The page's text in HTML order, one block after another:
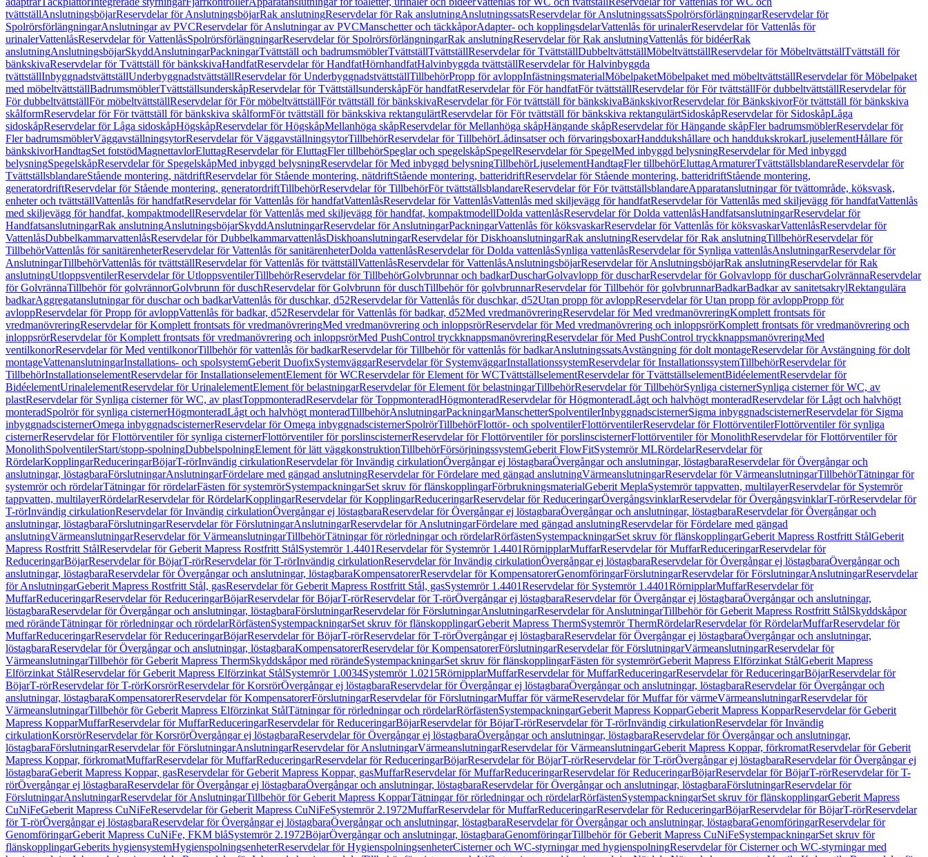
tvättställAnslutningsböjarReservdelar för AnslutningsböjarRak anslutningReservdelar för Rak anslutningAnslutningssatsReservdelar för AnslutningssatsSpolrörsförlängningarReservdelar för
SpolrörsförlängningarAnslutningar av PVCReservdelar för Anslutningar av PVCManschetter och täckkåporAdapter- och kopplingsdelarVattenlås för urinalerReservdelar för Vattenlås för
urinalerVattenlåsReservdelar för VattenlåsSpolrörsförlängningarReservdelar för SpolrörsförlängningarRak anslutningReservdelar för Rak anslutningVattenlås för bidéerRak
anslutningAnslutningsböjarSkyddAnslutningarPackningarTvättställ och badrumsmöblerTvättställTvättställReservdelar för TvättställDubbeltvättställMöbeltvättställReservdelar för MöbeltvättställTvättställ för
bänkskivaReservdelar för Tvättställ för bänkskivaHandfatReservdelar för HandfatHörnhandfatHalvinbyggda tvättställReservdelar för Halvinbyggda
tvättställInbyggnadstvättställUnderbyggnadstvättställReservdelar för UnderbyggnadstvättställTillbehörPropp för avloppInfästningsmaterialMöbelpaketMöbelpaket med möbeltvättställReservdelar för Möbelpaket
med möbeltvättställBadrumsmöblerTvättställsunderskåpReservdelar för TvättställsunderskåpFör handfatReservdelar för För handfatFör tvättställReservdelar för För tvättställFör dubbeltvättställReservdelar för
För dubbeltvättställFör möbeltvättställReservdelar för För möbeltvättställFör tvättställ för bänkskivaReservdelar för För tvättställ för bänkskivaBänkskivorReservdelar för BänkskivorFör tvättställ för bänkskiva
skålformReservdelar för För tvättställ för bänkskiva skålformFör tvättställ för bänkskiva rektangulärtReservdelar för För tvättställ för bänkskiva rektangulärtSidoskåpReservdelar för SidoskåpLåga
sidoskåpReservdelar för Låga sidoskåpHögskåpReservdelar för HögskåpMellanhöga skåpReservdelar för Mellanhöga skåpHängande skåpReservdelar för Hängande skåpFler badrumsmöblerReservdelar för
Fler badrumsmöblerVäggavställningsytorReservdelar för VäggavställningsytorTillbehörReservdelar för TillbehörLådinsatser och förvaringsboxarHanddukshållare och handdukskrokarLjuselementHållare för
bänkskivorHandtagSet fotstödMagnettavlorEluttagReservdelar för EluttagFler tillbehörSpeglar och spegelskåpSpegelReservdelar för SpegelMed inbyggd belysningReservdelar för Med inbyggd
belysningSpegelskåpReservdelar för SpegelskåpMed inbyggd belysningReservdelar för Med inbyggd belysningTillbehörLjuselementHandtagFler tillbehörEluttagArmaturerTvättställsblandareReservdelar för
TvättställsblandareStående montering, nätdriftReservdelar för Stående montering, nätdriftStående montering, batteridriftReservdelar för Stående montering, batteridriftStående montering,
generatordriftReservdelar för Stående montering, generatordriftTillbehörReservdelar för TillbehörFör tvättställsblandareReservdelar för För tvättställsblandareApparatanslutningar för tvättområde, köksvask,
enheter och tvättställVattenlås för handfatReservdelar för Vattenlås för handfatVattenlåsReservdelar för VattenlåsVattenlås med skiljevägg för handfatReservdelar för Vattenlås med skiljevägg för handfatVattenlås
med skiljevägg för handfat, kompaktmodellReservdelar för Vattenlås med skiljevägg för handfat, kompaktmodellDolda vattenlåsReservdelar för Dolda vattenlåsHandfatsanslutningarReservdelar för
HandfatsanslutningarRak anslutningAnslutningsböjarSkyddAnslutningarReservdelar för AnslutningarPackningarVattenlås för köksvaskarReservdelar för Vattenlås för köksvaskarVattenlåsReservdelar för
VattenlåsDubbelkammarvattenlåsReservdelar för DubbelkammarvattenlåsDiskhoanslutningarReservdelar för DiskhoanslutningarRak anslutningReservdelar för Rak anslutningTillbehörReservdelar för
TillbehörVattenlås för sanitärenheterReservdelar för Vattenlås för sanitärenheterDolda vattenlåsReservdelar för Dolda vattenlåsSynliga vattenlåsReservdelar för Synliga vattenlåsAnslutningarReservdelar för
AnslutningarTillbehörVattenlås för tvättställReservdelar för Vattenlås för tvättställVattenlåsReservdelar för VattenlåsAnslutningsböjarReservdelar för AnslutningsböjarRak anslutningReservdelar för Rak
anslutningUtloppsventilerReservdelar för UtloppsventilerTillbehörReservdelar för TillbehörGolvbrunnar och badkarDuscharGolvavlopp för duscharReservdelar för Golvavlopp för duscharGolvrännaReservdelar
för GolvrännaTillbehör för golvrännorGolvbrunn för duschReservdelar för Golvbrunn för duschTillbehör för golvbrunnarReservdelar för Tillbehör för golvbrunnarBadkarBadkar av sanitetsakrylRektangulära
badkarAggregatanslutningar för duschar och badkarVattenlås för duschkar, d52Reservdelar för Vattenlås för duschkar, d52Utan propp för avloppReservdelar för Utan propp för avloppPropp för
avloppReservdelar för Propp för avloppVattenlås för badkar, d52Reservdelar för Vattenlås för badkar, d52Med vredmanövreringReservdelar för Med vredmanövreringKomplett frontsats för
vredmanövreringReservdelar för Komplett frontsats för vredmanövreringMed vredmanövrering och inloppsrörReservdelar för Med vredmanövrering och inloppsrörKomplett frontsats för vredmanövrering och
inloppsrörReservdelar för Komplett frontsats för vredmanövrering och inloppsrörMed PushControl tryckknappsmanövreringReservdelar för Med PushControl tryckknappsmanövreringMed
ventilkonorReservdelar för Med ventilkonorTillbehör för vattenlås för badkarReservdelar för Tillbehör för vattenlås för badkarAnslutningssatsAvstängning för dolt montageReservdelar för Avstängning för dolt
montageVattenanslutningarInstallations- och spolsystemGeberit DuofixSystemväggarReservdelar för SystemväggarInstallationssystemReservdelar för InstallationssystemTillbehörReservdelar för
TillbehörInstallationselementReservdelar för InstallationselementElement för WCReservdelar för Element för WCTvättställselementReservdelar för TvättställselementBidéelementReservdelar för
BidéelementUrinalelementReservdelar för UrinalelementElement för belastningarReservdelar för Element för belastningarTillbehörReservdelar för TillbehörSynliga cisternerSynliga cisterner för WC, av
plastReservdelar för Synliga cisterner för WC, av plastToppmonteradReservdelar för ToppmonteradHögmonteradReservdelar för HögmonteradLågt och halvhögt monteradReservdelar för Lågt och halvhögt
monteradSpolrör för synliga cisternerHögmonteradLågt och halvhögt monteradTillbehörAnslutningarPackningarManschetterSpolventilerInbyggnadscisternerSigma inbyggnadscisternerReservdelar för Sigma
inbyggnadscisternerOmega inbyggnadscisternerReservdelar för Omega inbyggnadscisternerSpolrörTillbehörFlottör- och spolventilerFlottörventilerReservdelar för FlottörventilerFlottörventiler för synliga
cisternerReservdelar för Flottörventiler för synliga cisternerFlottörventiler för porslinscisternerReservdelar för Flottörventiler för porslinscisternerFlottörventiler för MonolithReservdelar för Flottörventiler för
MonolithSpolventilerStart/stopp-spolningDubbelspolningElement för lätt väggkonstruktionTillbehörFörsörjningssystemGeberit FlowFitSystemrör MLRördelarReservdelar för
RördelarKopplingarReduceringarBöjarT-rörInvändig cirkulationReservdelar för Invändig cirkulationÖvergångar ej löstagbaraÖvergångar och anslutningar, löstagbaraReservdelar för Övergångar och
anslutningar, löstagbaraFörslutningarAnslutningarFördelare med gängad anslutningReservdelar för Fördelare med gängad anslutningVärmeanslutningarReservdelar för VärmeanslutningarTillbehörTätningar för
systemrör och rördelarTätningar för rördelarFästen för systemrörSystempackningarSet skruv för flänskopplingarFörbrukningsmaterialGeberit MeplaSystemrör tappvatten, multilayerReservdelar för Systemrör
tappvatten, multilayerRördelarReservdelar för RördelarKopplingarReservdelar för KopplingarReduceringarReservdelar för ReduceringarÖvergångsvinklarReservdelar för ÖvergångsvinklarT-rörReservdelar för
T-rörInvändig cirkulationReservdelar för Invändig cirkulationÖvergångar ej löstagbaraReservdelar för Övergångar ej löstagbaraÖvergångar och anslutningar, löstagbaraReservdelar för Övergångar och
anslutningar, löstagbaraFörslutningarReservdelar för FörslutningarAnslutningarReservdelar för AnslutningarFördelare med gängad anslutningReservdelar för Fördelare med gängad
anslutningVärmeanslutningarReservdelar för VärmeanslutningarTillbehörTätningar för rörledningar och rördelarRörfästenSystempackningarSet skruv för flänskopplingarGeberit Mapress Rostfritt StålGeberit
Mapress Rostfritt StålReservdelar för Geberit Mapress Rostfritt StålSystemrör 1.4401Reservdelar för Systemrör 1.4401RörnipplarMuffarReservdelar för MuffarReduceringarReservdelar för
ReduceringarBöjarReservdelar för BöjarT-rörReservdelar för T-rörInvändig cirkulationReservdelar för Invändig cirkulationÖvergångar ej löstagbaraReservdelar för Övergångar ej löstagbaraÖvergångar och
anslutningar, löstagbaraReservdelar för Övergångar och anslutningar, löstagbaraKompensatorerReservdelar för KompensatorerGenomföringarFörslutningarReservdelar för FörslutningarAnslutningarReservdelar
för AnslutningarGeberit Mapress Rostfritt Stål, gasReservdelar för Geberit Mapress Rostfritt Stål, gasSystemrör 1.4401Reservdelar för Systemrör 1.4401RörnipplarMuffarReservdelar för
MuffarReduceringarReservdelar för ReduceringarBöjarReservdelar för BöjarT-rörReservdelar för T-rörÖvergångar ej löstagbaraReservdelar för Övergångar ej löstagbaraÖvergångar och anslutningar,
löstagbaraReservdelar för Övergångar och anslutningar, löstagbaraFörslutningarReservdelar för FörslutningarAnslutningarReservdelar för AnslutningarTillbehör för Geberit Mapress Rostfritt StålSkyddskåpor
med rörändeTätningar för rörledningar och rördelarRörfästenSystempackningarSet skruv för flänskopplingarGeberit Mapress ThermSystemrör ThermRördelarReservdelar för RördelarMuffarReservdelar för
MuffarReduceringarReservdelar för ReduceringarBöjarReservdelar för BöjarT-rörReservdelar för T-rörÖvergångar ej löstagbaraReservdelar för Övergångar ej löstagbaraÖvergångar och anslutningar,
löstagbaraReservdelar för Övergångar och anslutningar, löstagbaraKompensatorerReservdelar för KompensatorerFörslutningarReservdelar för FörslutningarVärmeanslutningarReservdelar för
VärmeanslutningarTillbehör för Geberit Mapress ThermSkyddskåpor med rörändeSystempackningarSet skruv för flänskopplingarFästen för systemrörGeberit Mapress Elförzinkat StålGeberit Mapress
Elförzinkat StålReservdelar för Geberit Mapress Elförzinkat StålSystemrör 1.0034Systemrör 1.0215RörnipplarMuffarReservdelar för MuffarReduceringarReservdelar för ReduceringarBöjarReservdelar för
BöjarT-rörReservdelar för T-rörKorsrörReservdelar för KorsrörÖvergångar ej löstagbaraReservdelar för Övergångar ej löstagbaraÖvergångar och anslutningar, löstagbaraReservdelar för Övergångar och
anslutningar, löstagbaraKompensatorerReservdelar för KompensatorerFörslutningarReservdelar för FörslutningarMuffar för värmeReservdelar för Muffar för värmeVärmeanslutningarReservdelar för
VärmeanslutningarTillbehör för Geberit Mapress Elförzinkat StålTätningar för rörledningar och rördelarRörfästenSystempackningarGeberit Mapress KopparGeberit Mapress KopparReservdelar för Geberit
Mapress KopparMuffarReservdelar för MuffarReduceringarReservdelar för ReduceringarBöjarReservdelar för BöjarT-rörReservdelar för T-rörInvändig cirkulationReservdelar för Invändig
cirkulationKorsrörReservdelar för KorsrörÖvergångar ej löstagbaraReservdelar för Övergångar ej löstagbaraÖvergångar och anslutningar, löstagbaraReservdelar för Övergångar och anslutningar,
löstagbaraFörslutningarReservdelar för FörslutningarAnslutningarReservdelar för AnslutningarVärmeanslutningarReservdelar för VärmeanslutningarGeberit Mapress Koppar, förkromatReservdelar för Geberit
Mapress Koppar, förkromatMuffarReservdelar för MuffarReduceringarReservdelar för ReduceringarBöjarReservdelar för BöjarT-rörReservdelar för T-rörÖvergångar ej löstagbaraReservdelar för Övergångar ej
löstagbaraGeberit Mapress Koppar, gasReservdelar för Geberit Mapress Koppar, gasMuffarReservdelar för MuffarReduceringarReservdelar för ReduceringarBöjarReservdelar för BöjarT-rörReservdelar för T-
rörÖvergångar ej löstagbaraReservdelar för Övergångar ej löstagbaraÖvergångar och anslutningar, löstagbaraReservdelar för Övergångar och anslutningar, löstagbaraFörslutningarReservdelar för
FörslutningarAnslutningarReservdelar för AnslutningarTillbehör för Geberit Mapress KopparTätningar för rörledningar och rördelarRörfästenSystempackningarSet skruv för flänskopplingarGeberit Mapress
CuNiFeGeberit Mapress CuNiFeReservdelar för Geberit Mapress CuNiFeSystemrör 2.1972MuffarReservdelar för MuffarReduceringarReservdelar för ReduceringarBöjarReservdelar för BöjarT-rörReservdelar
för T-rörÖvergångar ej löstagbaraReservdelar för Övergångar ej löstagbaraÖvergångar och anslutningar, löstagbaraReservdelar för Övergångar och anslutningar, löstagbaraGenomföringarReservdelar för
GenomföringarGeberit Mapress CuNiFe, FKM blåSystemrör 2.1972BöjarÖvergångar och anslutningar, löstagbaraGenomföringarTillbehör för Geberit Mapress CuNiFeSystempackningarSet skruv för
flänskopplingarGeberits hygiensystemHygienspolningsenheterReservdelar för HygienspolningsenheterCisterner och WC-styrningar med hygienspolningReservdelar för Cisterner och WC-styrningar med